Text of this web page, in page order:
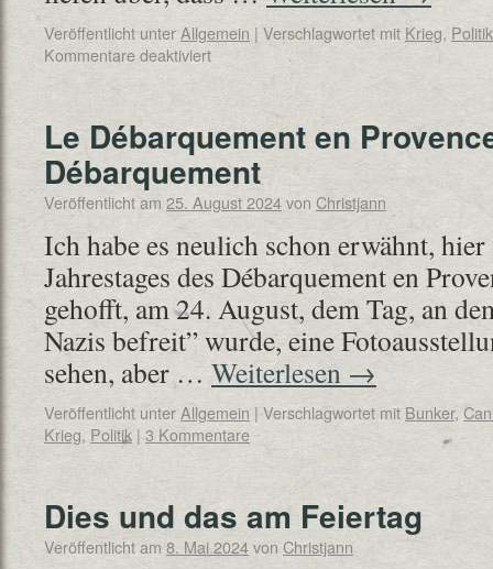
Veröffentlicht unterAllgemein | Verschlagwortet mit Krieg, Politik
Kommentare deaktiviert
Le Débarquement en
Débarquement
Veröffentlicht am 25. August 2024von Christjann
Ich habe es neulich schon erwähnt,
Jahrestages des Débarquement en
gehofft, am 24. August, dem Tag, an
Nazis befreit” wurde, eine
sehen, aber … Weiterlesen →
Veröffentlicht unterAllgemein | Verschlagwortet mit Bunker,
Krieg, Politik | 3 Kommentare
Dies und das am Feiertag
Veröffentlicht am 8. Mai 2024von Christjann